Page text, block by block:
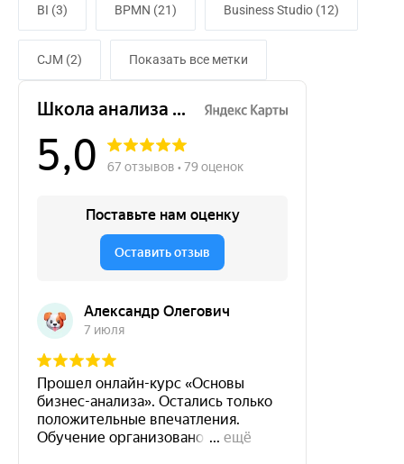
BI (3) BPMN (21) Business Studio (12)
CJM (2) Показать все метки